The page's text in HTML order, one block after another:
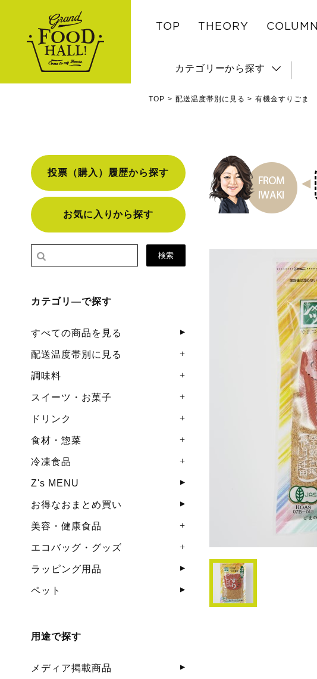
TOP THEORY COLUMN
カテゴリーから探す
TOP 配送温度帯別に見る 有機金すりごま
投票（購入）履歴から探す
お気に入りから探す
検索
カテゴリ―で探す
すべての商品を見る
配送温度帯別に見る
調味料
スイーツ・お菓子
ドリンク
食材・惣菜
冷凍食品
Z's MENU
お得なおまとめ買い
美容・健康食品
エコバッグ・グッズ
ラッピング用品
ペット
用途で探す
メディア掲載商品